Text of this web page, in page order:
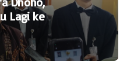
Lagi ke